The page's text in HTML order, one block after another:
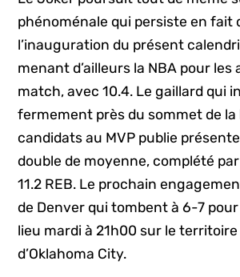
phénoménale qui persiste en fait
l’inauguration du présent
menant d’ailleurs la NBA pour les
match, avec 10.4. Le gaillard qui
fermement près du sommet de la
candidats au MVP publie
double de moyenne, complété
11.2 REB. Le prochain
de Denver qui tombent à 6-7
lieu mardi à 21h00 sur le
d’Oklahoma City.